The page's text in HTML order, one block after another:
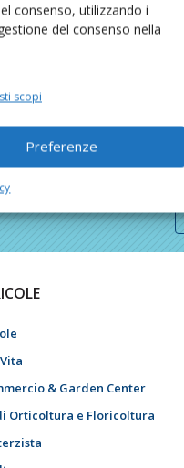
consenso, utilizzando i
del consenso nella
scopi
Preferenze
& Garden Center
Orticoltura e Floricoltura